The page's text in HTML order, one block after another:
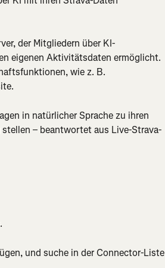
der Mitgliedern über KI-
eigenen Aktivitätsdaten ermöglicht.
wie z. B.
in natürlicher Sprache zu ihren
– beantwortet aus Live-Strava-
und suche in der Connector-Liste